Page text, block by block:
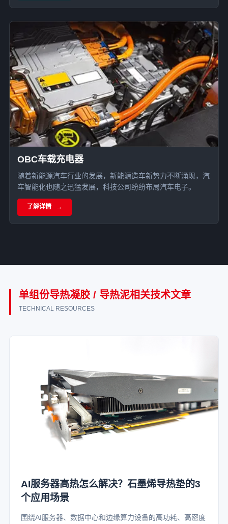
OBC车载充电器
随着新能源汽车行业的发展，新能源造车新势力不断涌现，汽
车智能化也随之迅猛发展，科技公司纷纷布局汽车电子。
了解详情
单组份导热凝胶 / 导热泥相关技术文章
TECHNICAL RESOURCES
AI服务器高热怎么解决？石墨烯导热垫的3
个应用场景
围绕AI服务器、数据中心和边缘算力设备的高功耗、高密度